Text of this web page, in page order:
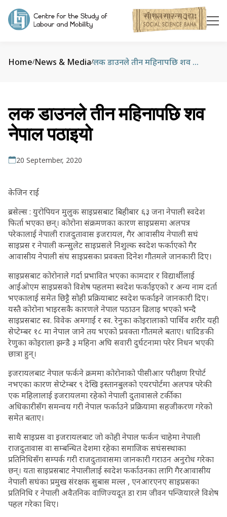
Home/News & Media/ लक डाउनले तीन महिनापछि शव नेपाल पठाइयो
लक डाउनले तीन महिनापछि शव
नेपाल पठाइयो
20 September, 2020
केजिन राई
ब्रसेल्स : युरोपियन मुलुक साइप्रसबाट बिहीबार ६३ जना नेपाली स्वदेश
फिर्ता भएका छन्। कोरोना संक्रमणका कारण साइप्रसमा अलपत्र
परेकालाई नेपाली राजदुतावास इजरायल, गैर आवासीय नेपाली सघं
साइप्रस र नेपाली कन्सुलेट साइप्रसले निशुल्क स्वदेश फर्काएको गैर
आवासीय नेपाली संघ साइप्रसका प्रवक्ता दिनेश गौतमले जानकारी दिए।
साइप्रसबाट कोरोनाले गर्दा प्रभावित भएका कामदार र विद्यार्थीलाई
आईओएम साइप्रसको विशेष पहलमा स्वदेश फर्काइएको र अन्य नाम दर्ता
भएकालाई समेत छिट्टै सोही प्रक्रियाबाट स्वदेश फर्काइने जानकारी दिए।
यस्तै कोरोना भाइरसकै कारणले नेपाल पठाउन ढिलाइ भएको भन्दै
साइप्रसबाट स्व. विवेक अमगाईं र स्व. रेनुका कोइरालाको पार्थिव शरीर यही
सेप्टेम्बर १८ मा नेपाल जाने तय भएको प्रवक्ता गौतमले बताए। धादिङकी
रेणुका कोइराला झन्डै ३ महिना अघि सवारी दुर्घटनामा परेर निधन भएकी
छात्रा हुन्।
इजरायलबाट नेपाल फर्कने क्रममा कोरोनाको पीसीआर परीक्षण रिपोर्ट
नभएका कारण सेप्टेम्बर ९ देखि इस्तानबुलको एयरपोर्टमा अलपत्र परेकी
एक महिलालाई इजरायलमा रहेको नेपाली दुतावासले टर्कीका
अधिकारीसँग समन्वय गरी नेपाल फर्काउने प्रक्रियामा सहजीकरण गरेको
समेत बताए।
साथै साइप्रस वा इजरायलबाट जो कोही नेपाल फर्कन चाहेमा नेपाली
राजदुतावास वा सम्बन्धित देशमा रहेका समाजिक सघंसस्थाका
प्रतिनिधिसँग सम्पर्क गरी राजदुतावासमा जानकारी गराउन अनुरोध गरेका
छन्। यता साइप्रसबाट नेपालीलाई स्वदेश फर्काउनका लागि गैरआवासीय
नेपाली सघंका प्रमुख संरक्षक सुबास मल्ल , एनआरएनए साइप्रसका
प्रतिनिधि र नेपाली अवैतनिक वाणिज्यदूत डा राम जीवन पन्जियारले विशेष
पहल गरेका थिए।